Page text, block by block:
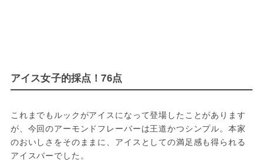
アイス女子的採点！76点
これまでもルックがアイスになって登場したことがあります
が、今回のアーモンドフレーバーは王道かつシンプル。本家
のおいしさをそのままに、アイスとしての満足感も得られる
アイスバーでした。